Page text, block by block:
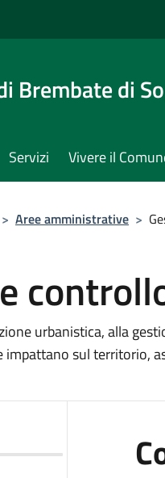
Brembate di
Servizi Vivere il
> Aree amministrative >
urbanistica, alla
sul territorio,